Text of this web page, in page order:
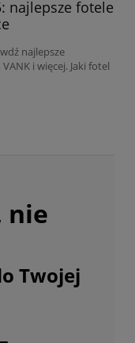
najlepsze fotele
najlepsze
i więcej. Jaki fotel
nie
Twojej